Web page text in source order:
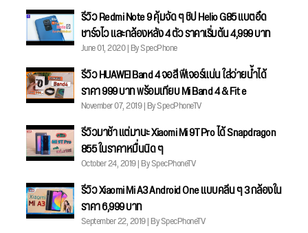
รีวิว Redmi Note 9 คุ้มจัด ๆ ชิป Helio G85 แบตอึด
ชาร์จไว และกล้องหลัง 4 ตัว ราคาเริ่มต้น 4,999 บาท
June 01, 2020 | By SpecPhone
รีวิว HUAWEI Band 4 จอสี ฟีเจอร์แน่น ใส่ว่ายน้ำได้
ราคา 999 บาท พร้อมเทียบ Mi Band 4 & Fit e
November 07, 2019 | By SpecPhoneTV
รีวิวมาช้า แต่มานะ Xiaomi Mi 9T Pro ได้ Snapdragon
855 ในราคาหมื่นนิด ๆ
October 24, 2019 | By SpecPhoneTV
รีวิว Xiaomi Mi A3 Android One แบบคลีน ๆ 3 กล้องใน
ราคา 6,999 บาท
September 22, 2019 | By SpecPhoneTV